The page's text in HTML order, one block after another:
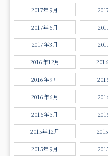
2017年9月
2017年6月
2017年3月
2016年12月
2016年9月
2016年6月
2016年3月
2015年12月
2015年9月